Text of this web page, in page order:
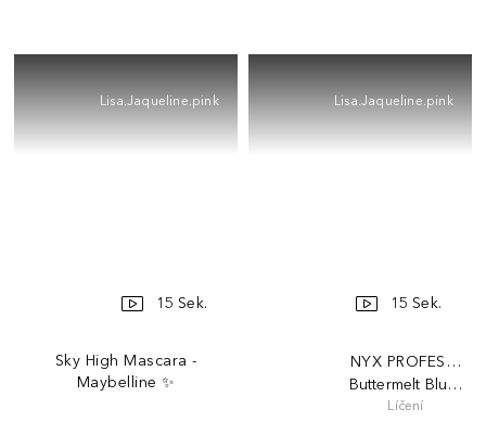
15 Sek.
Lisa.Jaqueline.pink
Sky High Mascara -
Maybelline ✨
15 Sek.
Lisa.Jaqueline.pink
NYX
Buttermelt Blush
Líčení